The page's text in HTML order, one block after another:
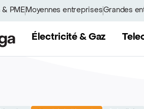
& PME Moyennes entreprisesGrandes
MegaÉlectricité & Gaz
- https://softedge.be